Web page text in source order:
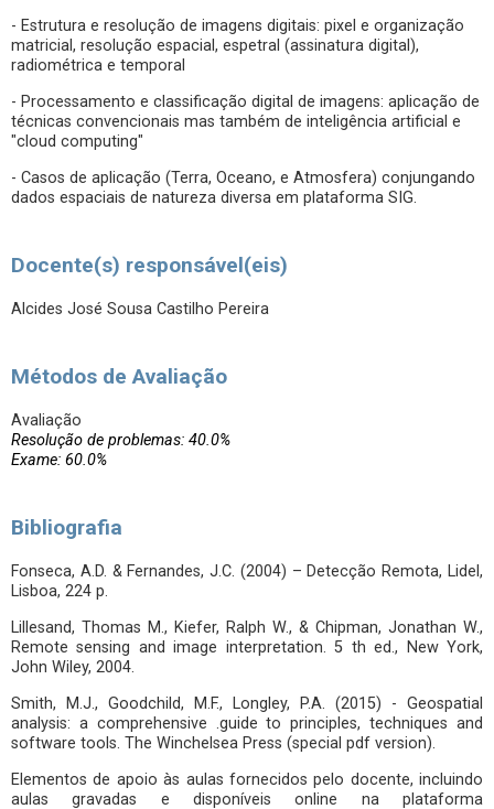
- Estrutura e resolução de imagens digitais: pixel e organização
matricial, resolução espacial, espetral (assinatura digital),
radiométrica e temporal
- Processamento e classificação digital de imagens: aplicação de
técnicas convencionais mas também de inteligência artificial e
"cloud computing"
- Casos de aplicação (Terra, Oceano, e Atmosfera) conjungando
dados espaciais de natureza diversa em plataforma SIG.
Docente(s) responsável(eis)
Alcides José Sousa Castilho Pereira
Métodos de Avaliação
Avaliação
Resolução de problemas: 40.0%
Exame: 60.0%
Bibliografia
Fonseca, A.D. & Fernandes, J.C. (2004) – Detecção Remota, Lidel,
Lisboa, 224 p.
Lillesand, Thomas M., Kiefer, Ralph W., & Chipman, Jonathan W.,
Remote sensing and image interpretation. 5 th ed., New York,
John Wiley, 2004.
Smith, M.J., Goodchild, M.F., Longley, P.A. (2015) - Geospatial
analysis: a comprehensive .guide to principles, techniques and
software tools. The Winchelsea Press (special pdf version).
Elementos de apoio às aulas fornecidos pelo docente, incluindo
aulas gravadas e disponíveis online na plataforma